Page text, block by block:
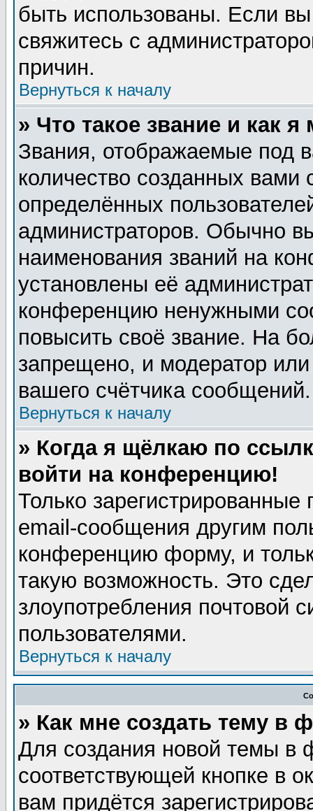
быть использованы. Если
свяжитесь с
причин.
Вернуться к началу
» Что такое звание и как я
Звания, отображаемые под
количество созданных
определённых
администраторов. Обычно
наименования званий на
установлены её
конференцию ненужными
повысить своё звание. На
запрещено, и модератор
вашего счётчика сообщений.
Вернуться к началу
» Когда я щёлкаю по
войти на конференцию!
Только зарегистрированные
email-сообщения другим
конференцию форму, и
такую возможность. Это
злоупотребления почтовой
пользователями.
Вернуться к началу
» Как мне создать тему в
Для создания новой темы в
соответствующей кнопке в
вам придётся